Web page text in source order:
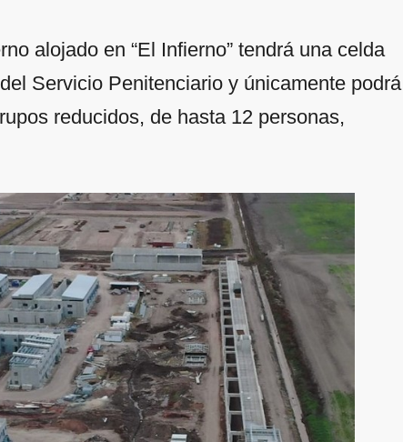
alojado en “El Infierno” tendrá una celda
Servicio Penitenciario y únicamente podrá
reducidos, de hasta 12 personas,